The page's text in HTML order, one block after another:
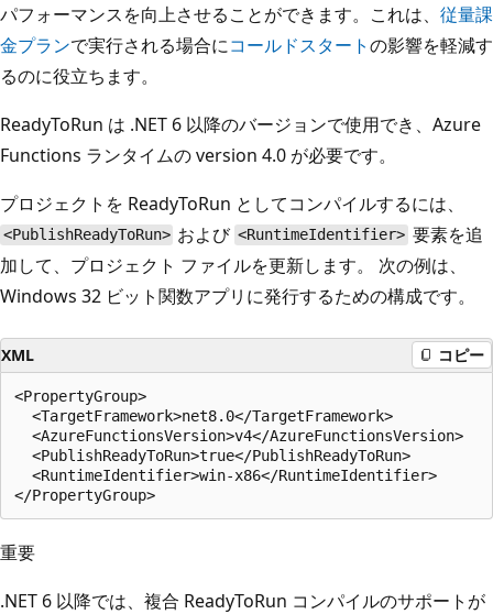
パフォーマンスを向上させることができます。これは、 従量課
金プランで実行される場合にコールドスタートの影響を軽減す
るのに役立ちます。
ReadyToRun は .NET 6 以降のバージョンで使用でき、Azure
Functions ランタイムのversion 4.0 が必要です。
プロジェクトを ReadyToRun としてコンパイルするには、
<PublishReadyToRun> および <RuntimeIdentifier> 要素を追
加して、プロジェクト ファイルを更新します。 次の例は、
Windows 32 ビット関数アプリに発行するための構成です。
XML コピー
<PropertyGroup>
  <TargetFramework>net8.0</TargetFramework>
  <AzureFunctionsVersion>v4</AzureFunctionsVersion>
  <PublishReadyToRun>true</PublishReadyToRun>
  <RuntimeIdentifier>win-x86</RuntimeIdentifier>
重要
.NET 6 以降では、複合 ReadyToRun コンパイルのサポートが